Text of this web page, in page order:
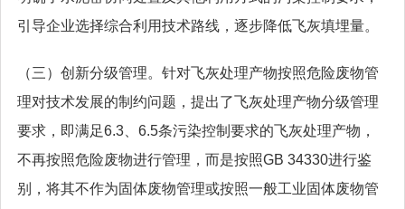
引导企业选择综合利用技术路线，逐步降低飞灰填埋量。
（三）创新分级管理。针对飞灰处理产物按照危险废物管
理对技术发展的制约问题，提出了飞灰处理产物分级管理
要求，即满足6.3、6.5条污染控制要求的飞灰处理产物，
不再按照危险废物进行管理，而是按照GB 34330进行鉴
别，将其不作为固体废物管理或按照一般工业固体废物管